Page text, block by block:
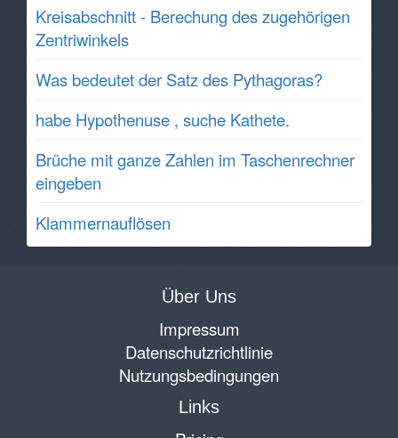
Kreisabschnitt - Berechung des zugehörigen
Zentriwinkels
Was bedeutet der Satz des Pythagoras?
habe Hypothenuse , suche Kathete.
Brüche mit ganze Zahlen im Taschenrechner
eingeben
Klammernauflösen
Über Uns
Impressum
Datenschutzrichtlinie
Nutzungsbedingungen
Links